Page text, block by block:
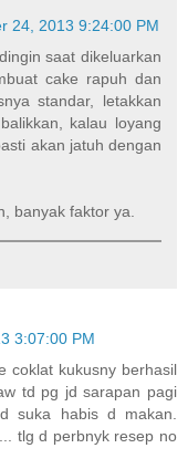
24, 2013 9:24:00 PM
saat dikeluarkan
cake rapuh dan
standar, letakkan
kalau loyang
akan jatuh dengan
banyak faktor ya.
3:07:00 PM
coklat kukusny berhasil
td pg jd sarapan pagi
suka habis d makan.
tlg d perbnyk resep no